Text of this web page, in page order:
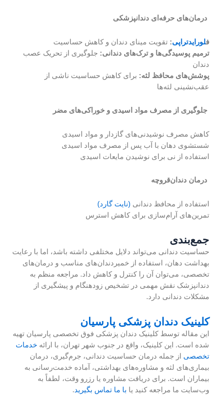
درمان‌های حرفه‌ای دندانپزشکی
فلورایدتراپی: تقویت مینای دندان و کاهش حساسیت
ترمیم پوسیدگی‌ها و ترک‌های دندانی: جلوگیری از تحریک عصب
دندان
پوشش‌های محافظ لثه: برای کاهش حساسیت ناشی از
عقب‌نشینی لثه‌ها
جلوگیری از مصرف مواد اسیدی و خوراکی‌های مضر
کاهش مصرف نوشیدنی‌های گازدار و مواد اسیدی
شستشوی دهان با آب پس از مصرف مواد اسیدی
استفاده از نی برای نوشیدن مایعات اسیدی
درمان دندان‌قروچه
استفاده از محافظ دندانی (نایت گارد)
تمرین‌های آرام‌سازی برای کاهش استرس
جمع‌بندی
حساسیت دندانی می‌تواند دلایل مختلفی داشته باشد، اما با رعایت
بهداشت دهان، استفاده از خمیردندان‌های مناسب و درمان‌های
تخصصی، می‌توان آن را کنترل و کاهش داد. مراجعه منظم به
دندانپزشک نقش مهمی در تشخیص زودهنگام و پیشگیری از
مشکلات دندانی دارد.
کلینیک دندان پزشکی پارسیان
این مقاله توسط کلینیک دندان پزشکی فوق تخصصی پارسیان تهیه
شده است. این کلینیک، واقع در جنوب شهر تهران، با ارائه خدمات
تخصصی از جمله درمان حساسیت دندانی، جرم‌گیری، درمان
بیماری‌های لثه و مشاوره‌های بهداشتی، آماده خدمت‌رسانی به
بیماران است. برای دریافت مشاوره یا رزرو وقت، لطفاً به
وب‌سایت ما مراجعه کنید یا با ما تماس بگیرید.